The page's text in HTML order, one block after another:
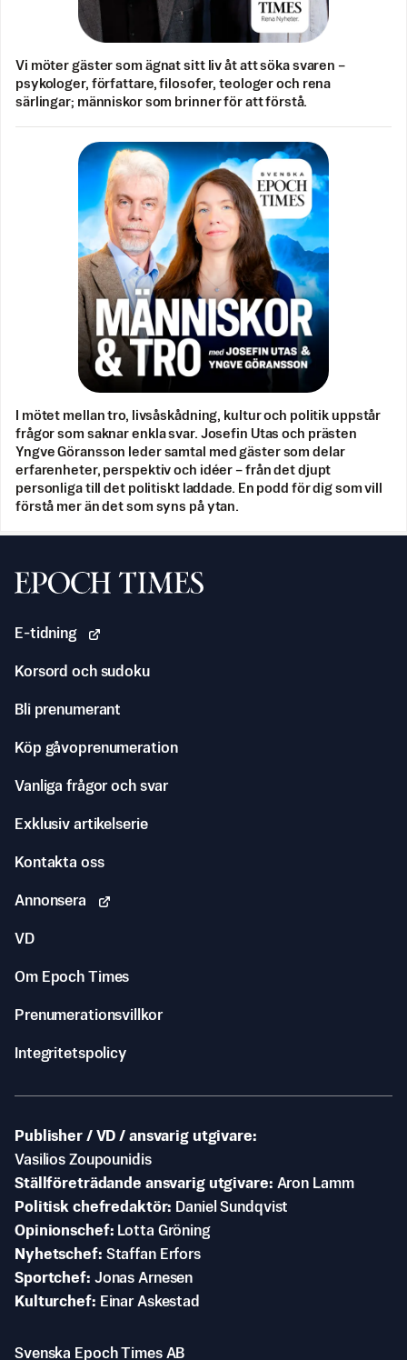
Vi möter gäster som ägnat sitt liv åt att söka svaren –
psykologer, författare, filosofer, teologer och rena
särlingar; människor som brinner för att förstå.
I mötet mellan tro, livsåskådning, kultur och politik uppstår
frågor som saknar enkla svar. Josefin Utas och prästen
Yngve Göransson leder samtal med gäster som delar
erfarenheter, perspektiv och idéer – från det djupt
personliga till det politiskt laddade. En podd för dig som vill
förstå mer än det som syns på ytan.
Svenska Epoch Times
E-tidning
Korsord och sudoku
Bli prenumerant
Köp gåvoprenumeration
Vanliga frågor och svar
Exklusiv artikelserie
Kontakta oss
Annonsera
VD
Om Epoch Times
Prenumerationsvillkor
Integritetspolicy
Publisher / VD / ansvarig utgivare
Vasilios Zoupounidis
Ställföreträdande ansvarig utgivare Aron Lamm
Politisk chefredaktör
Daniel Sundqvist
Opinionschef
Lotta Gröning
Nyhetschef Staffan Erfors
Sportchef Jonas Arnesen
Kulturchef
Einar Askestad
Svenska Epoch Times AB